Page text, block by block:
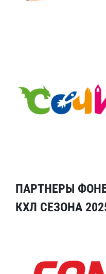
ПАРТНЕРЫ
КХЛ СЕЗОНА